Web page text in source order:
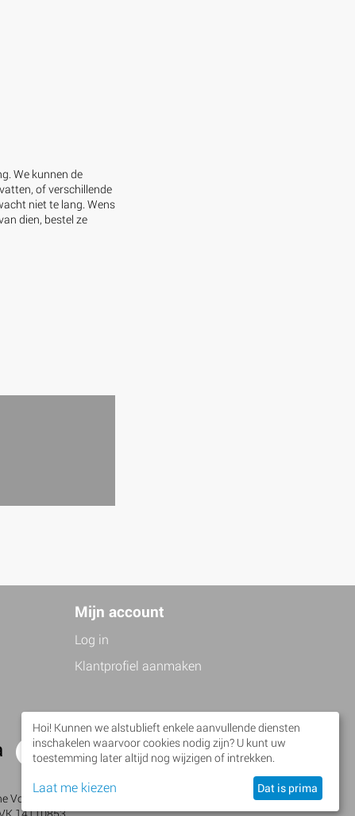
We kunnen de
of verschillende
niet te lang. Wens
dien, bestel ze
Mijn account
Log in
Klantprofiel aanmaken
Facebook Twitter
Volanti • Brusselseweg 483 • 6218 HW Maastricht •
Hoi! Kunnen we alstublieft enkele aanvullende diensten
inschakelen waarvoor cookies nodig zijn? U kunt uw
toestemming later altijd nog wijzigen of intrekken.
Laat me kiezen Dat is prima